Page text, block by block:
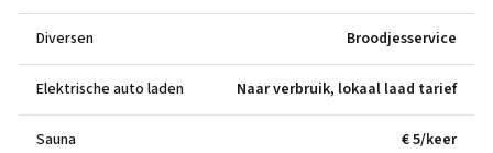
Diversen Broodjesservice
Elektrische auto laden Naar verbruik, lokaal laad tarief
Sauna € 5/keer